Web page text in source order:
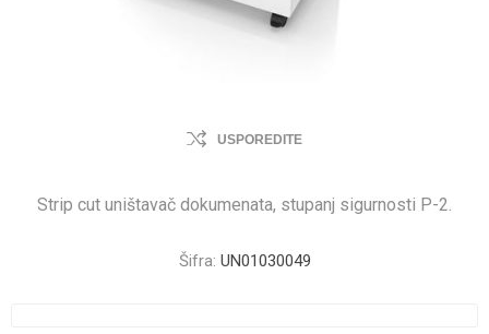
USPOREDITE
Strip cut uništavač dokumenata, stupanj sigurnosti P-2.
Šifra: UN01030049